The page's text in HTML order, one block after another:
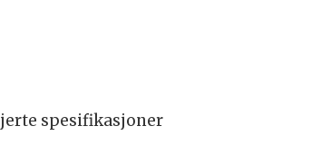
spesifikasjoner